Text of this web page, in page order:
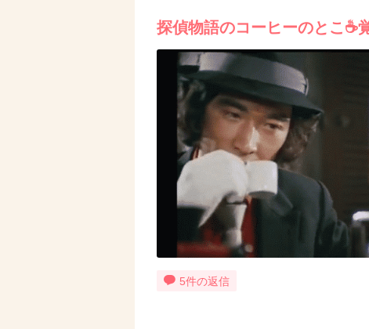
探偵物語のコーヒーのとこ☕️
5件の返信